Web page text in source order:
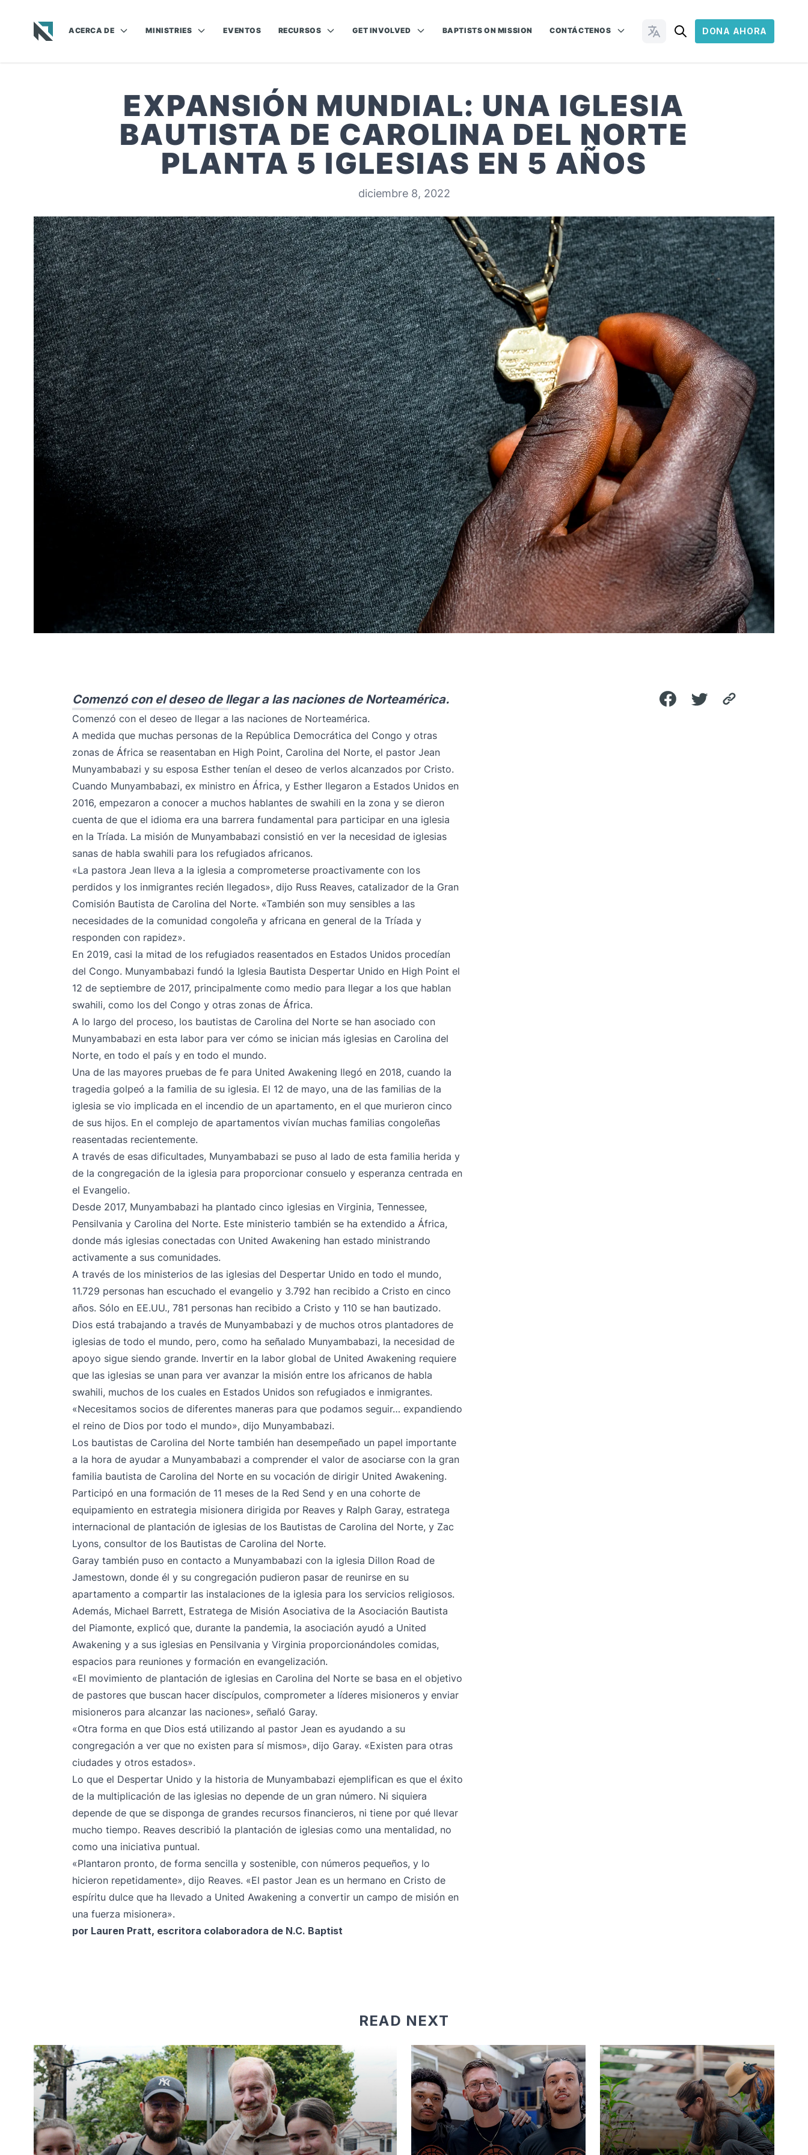
ACERCA DE MINISTRIES EVENTOS RECURSOS GET INVOLVED BAPTISTS ON MISSION CONTÁCTENOS Cambiar idiomaDONA AHORA
EXPANSIÓN MUNDIAL: UNA IGLESIA
BAUTISTA DE CAROLINA DEL NORTE
PLANTA 5 IGLESIAS EN 5 AÑOS
diciembre 8, 2022
Comenzó con el deseo de llegar a las naciones de Norteamérica.
Comenzó con el deseo de llegar a las naciones de Norteamérica.
A medida que muchas personas de la República Democrática del Congo y otras
zonas de África se reasentaban en High Point, Carolina del Norte, el pastor Jean
Munyambabazi y su esposa Esther tenían el deseo de verlos alcanzados por Cristo.
Cuando Munyambabazi, ex ministro en África, y Esther llegaron a Estados Unidos en
2016, empezaron a conocer a muchos hablantes de swahili en la zona y se dieron
cuenta de que el idioma era una barrera fundamental para participar en una iglesia
en la Tríada. La misión de Munyambabazi consistió en ver la necesidad de iglesias
sanas de habla swahili para los refugiados africanos.
«La pastora Jean lleva a la iglesia a comprometerse proactivamente con los
perdidos y los inmigrantes recién llegados», dijo Russ Reaves, catalizador de la Gran
Comisión Bautista de Carolina del Norte. «También son muy sensibles a las
necesidades de la comunidad congoleña y africana en general de la Tríada y
responden con rapidez».
En 2019, casi la mitad de los refugiados reasentados en Estados Unidos procedían
del Congo. Munyambabazi fundó la Iglesia Bautista Despertar Unido en High Point el
12 de septiembre de 2017, principalmente como medio para llegar a los que hablan
swahili, como los del Congo y otras zonas de África.
A lo largo del proceso, los bautistas de Carolina del Norte se han asociado con
Munyambabazi en esta labor para ver cómo se inician más iglesias en Carolina del
Norte, en todo el país y en todo el mundo.
Una de las mayores pruebas de fe para United Awakening llegó en 2018, cuando la
tragedia golpeó a la familia de su iglesia. El 12 de mayo, una de las familias de la
iglesia se vio implicada en el incendio de un apartamento, en el que murieron cinco
de sus hijos. En el complejo de apartamentos vivían muchas familias congoleñas
reasentadas recientemente.
A través de esas dificultades, Munyambabazi se puso al lado de esta familia herida y
de la congregación de la iglesia para proporcionar consuelo y esperanza centrada en
el Evangelio.
Desde 2017, Munyambabazi ha plantado cinco iglesias en Virginia, Tennessee,
Pensilvania y Carolina del Norte. Este ministerio también se ha extendido a África,
donde más iglesias conectadas con United Awakening han estado ministrando
activamente a sus comunidades.
A través de los ministerios de las iglesias del Despertar Unido en todo el mundo,
11.729 personas han escuchado el evangelio y 3.792 han recibido a Cristo en cinco
años. Sólo en EE.UU., 781 personas han recibido a Cristo y 110 se han bautizado.
Dios está trabajando a través de Munyambabazi y de muchos otros plantadores de
iglesias de todo el mundo, pero, como ha señalado Munyambabazi, la necesidad de
apoyo sigue siendo grande. Invertir en la labor global de United Awakening requiere
que las iglesias se unan para ver avanzar la misión entre los africanos de habla
swahili, muchos de los cuales en Estados Unidos son refugiados e inmigrantes.
«Necesitamos socios de diferentes maneras para que podamos seguir… expandiendo
el reino de Dios por todo el mundo», dijo Munyambabazi.
Los bautistas de Carolina del Norte también han desempeñado un papel importante
a la hora de ayudar a Munyambabazi a comprender el valor de asociarse con la gran
familia bautista de Carolina del Norte en su vocación de dirigir United Awakening.
Participó en una formación de 11 meses de la Red Send y en una cohorte de
equipamiento en estrategia misionera dirigida por Reaves y Ralph Garay, estratega
internacional de plantación de iglesias de los Bautistas de Carolina del Norte, y Zac
Lyons, consultor de los Bautistas de Carolina del Norte.
Garay también puso en contacto a Munyambabazi con la iglesia Dillon Road de
Jamestown, donde él y su congregación pudieron pasar de reunirse en su
apartamento a compartir las instalaciones de la iglesia para los servicios religiosos.
Además, Michael Barrett, Estratega de Misión Asociativa de la Asociación Bautista
del Piamonte, explicó que, durante la pandemia, la asociación ayudó a United
Awakening y a sus iglesias en Pensilvania y Virginia proporcionándoles comidas,
espacios para reuniones y formación en evangelización.
«El movimiento de plantación de iglesias en Carolina del Norte se basa en el objetivo
de pastores que buscan hacer discípulos, comprometer a líderes misioneros y enviar
misioneros para alcanzar las naciones», señaló Garay.
«Otra forma en que Dios está utilizando al pastor Jean es ayudando a su
congregación a ver que no existen para sí mismos», dijo Garay. «Existen para otras
ciudades y otros estados».
Lo que el Despertar Unido y la historia de Munyambabazi ejemplifican es que el éxito
de la multiplicación de las iglesias no depende de un gran número. Ni siquiera
depende de que se disponga de grandes recursos financieros, ni tiene por qué llevar
mucho tiempo. Reaves describió la plantación de iglesias como una mentalidad, no
como una iniciativa puntual.
«Plantaron pronto, de forma sencilla y sostenible, con números pequeños, y lo
hicieron repetidamente», dijo Reaves. «El pastor Jean es un hermano en Cristo de
espíritu dulce que ha llevado a United Awakening a convertir un campo de misión en
una fuerza misionera».
por Lauren Pratt, escritora colaboradora de N.C. Baptist
READ NEXT